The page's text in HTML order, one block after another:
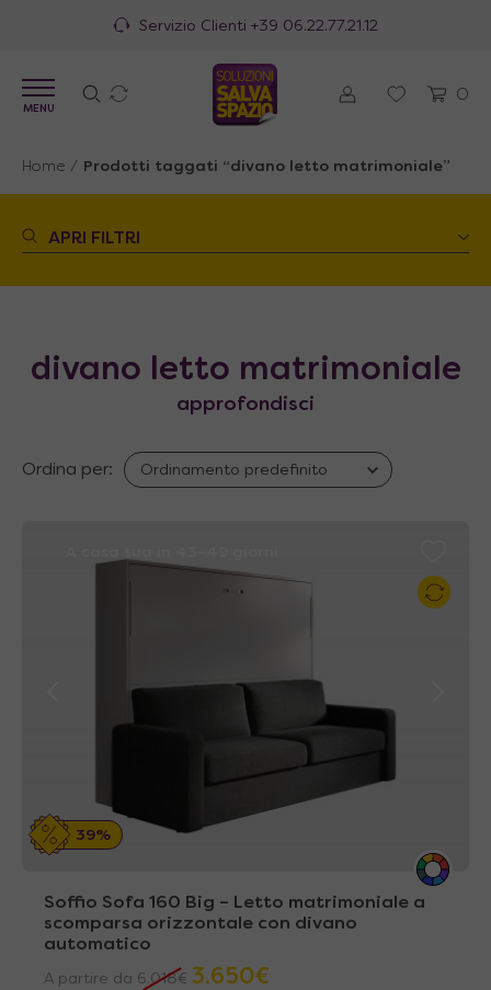
Servizio Clienti +39 06.22.77.21.12
0
MENU
Home / Prodotti taggati “divano letto matrimoniale”
APRI FILTRI
divano letto matrimoniale
approfondisci
Ordina per:
39%
Soffio Sofa 160 Big – Letto matrimoniale a
scomparsa orizzontale con divano
automatico
A partire da 6.018€ 3.650€